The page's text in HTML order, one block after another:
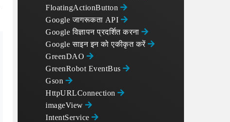
FloatingActionButton
Google जागरूकता API
Google विज्ञापन प्रदर्शित करना
Google साइन इन को एकीकृत करें
GreenDAO
GreenRobot EventBus
Gson
HttpURLConnection
imageView
IntentService